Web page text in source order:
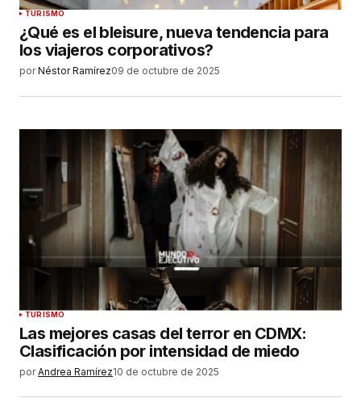
TURISMO
¿Qué es el bleisure, nueva tendencia para
los viajeros corporativos?
por Néstor Ramírez09 de octubre de 2025
TURISMO
Las mejores casas del terror en CDMX:
Clasificación por intensidad de miedo
por Andrea Ramírez10 de octubre de 2025